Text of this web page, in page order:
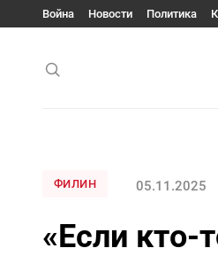
Война Новости Политика
ФИЛИН 05.11.2025
«Если кто-